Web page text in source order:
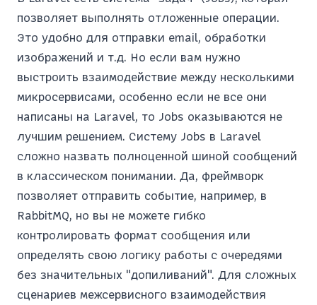
позволяет выполнять отложенные операции.
Это удобно для отправки email, обработки
изображений и т.д. Но если вам нужно
выстроить взаимодействие между несколькими
микросервисами, особенно если не все они
написаны на Laravel, то Jobs оказываются не
лучшим решением. Систему Jobs в Laravel
сложно назвать полноценной шиной сообщений
в классическом понимании. Да, фреймворк
позволяет отправить событие, например, в
RabbitMQ, но вы не можете гибко
контролировать формат сообщения или
определять свою логику работы с очередями
без значительных "допиливаний". Для сложных
сценариев межсервисного взаимодействия